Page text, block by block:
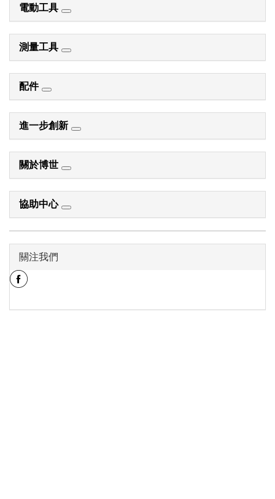
電動工具
測量工具
配件
進一步創新
關於博世
協助中心
關注我們